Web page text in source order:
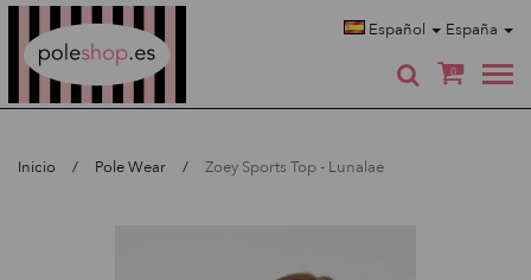
Español España
0
Inicio Pole Wear Zoey Sports Top - Lunalae